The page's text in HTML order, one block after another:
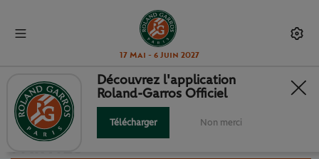
17 Mai - 6 Juin 2027
RENDEZ-VOUS À RG : ROLEX
PRÉSENTE LES "OPENING
PARTIES"
Découvrez l'application
Roland-Garros Officiel
Télécharger Non merci